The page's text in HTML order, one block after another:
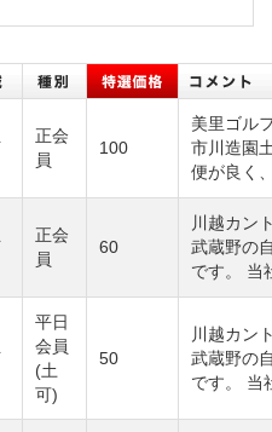
正会
員
100
美里ゴル
市川造園
便が良く
正会
員
60
川越カン
武蔵野の
です。 当
平日
会員
(土
可)
50
川越カン
武蔵野の
です。 当